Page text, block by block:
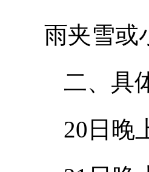
雨夹雪或
二、具
20日晚